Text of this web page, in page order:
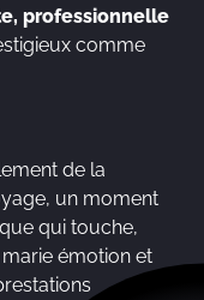
professionnelle
comme
de la
un moment
qui touche,
émotion et